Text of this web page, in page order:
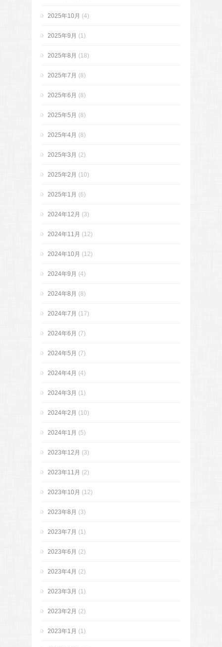
2025年10月 (4)
2025年9月 (1)
2025年8月 (18)
2025年7月 (8)
2025年6月 (8)
2025年5月 (8)
2025年4月 (8)
2025年3月 (2)
2025年2月 (10)
2025年1月 (6)
2024年12月 (3)
2024年11月 (12)
2024年10月 (12)
2024年9月 (4)
2024年8月 (8)
2024年7月 (17)
2024年6月 (7)
2024年5月 (7)
2024年4月 (4)
2024年3月 (1)
2024年2月 (10)
2024年1月 (5)
2023年12月 (3)
2023年11月 (2)
2023年10月 (12)
2023年8月 (3)
2023年7月 (1)
2023年6月 (2)
2023年4月 (2)
2023年3月 (1)
2023年2月 (2)
2023年1月 (1)